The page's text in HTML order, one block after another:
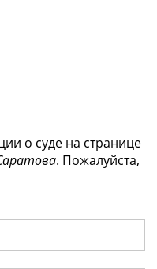
о суде на странице
. Пожалуйста,